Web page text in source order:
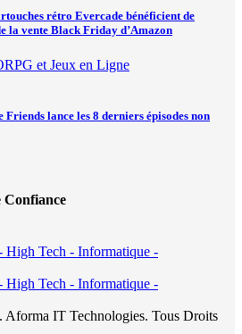
rétro Evercade bénéficient de
la vente Black Friday d’Amazon
et Jeux en Ligne
Friends lance les 8 derniers épisodes non
Confiance
IT Technologies. Tous Droits